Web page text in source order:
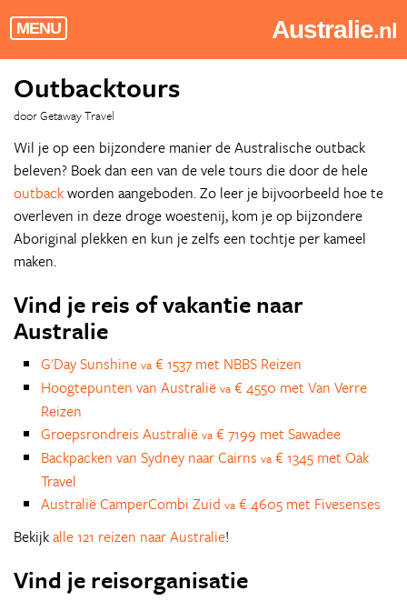
MENU Australie.nl
Outbacktours
door Getaway Travel
Wil je op een bijzondere manier de Australische outback
beleven? Boek dan een van de vele tours die door de hele
outbackworden aangeboden. Zo leer je bijvoorbeeld hoe te
overleven in deze droge woestenij, kom je op bijzondere
Aboriginal plekken en kun je zelfs een tochtje per kameel
maken.
Vind je reis of vakantie naar
Australie
G'Day Sunshine va € 1537 met NBBS Reizen
Hoogtepunten van Australië va € 4550 met Van Verre
Reizen
Groepsrondreis Australië va € 7199 met Sawadee
Backpacken van Sydney naar Cairns va € 1345 met Oak
Travel
Australië CamperCombi Zuid va € 4605 met Fivesenses
Bekijkalle 121 reizen naar Australie!
Vind je reisorganisatie